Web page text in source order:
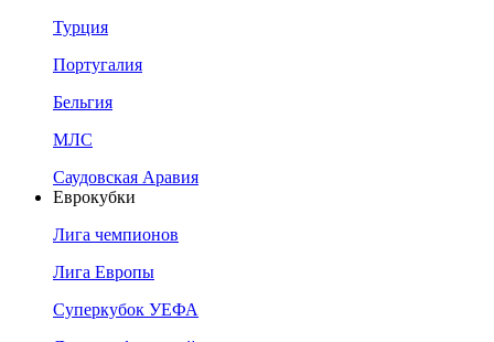
Турция
Португалия
Бельгия
МЛС
Саудовская Аравия
Еврокубки
Лига чемпионов
Лига Европы
Суперкубок УЕФА